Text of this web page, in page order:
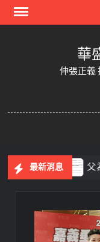
Skip
華
伸張正義
最新消息
業 父為兒選